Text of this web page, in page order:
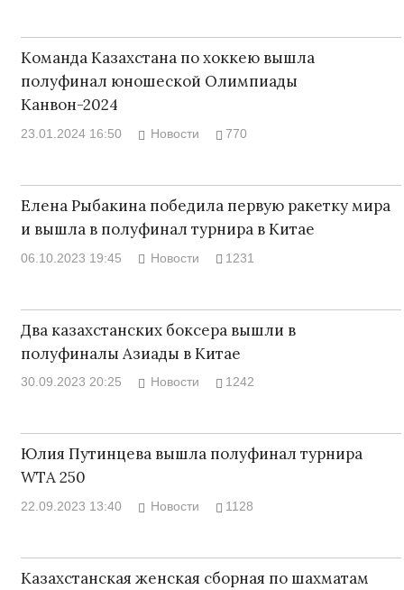
Команда Казахстана по хоккею вышла
полуфинал юношеской Олимпиады
Канвон-2024
23.01.2024 16:50 Новости 770
Елена Рыбакина победила первую ракетку мира
и вышла в полуфинал турнира в Китае
06.10.2023 19:45 Новости 1231
Два казахстанских боксера вышли в
полуфиналы Азиады в Китае
30.09.2023 20:25 Новости 1242
Юлия Путинцева вышла полуфинал турнира
WTA 250
22.09.2023 13:40 Новости 1128
Казахстанская женская сборная по шахматам